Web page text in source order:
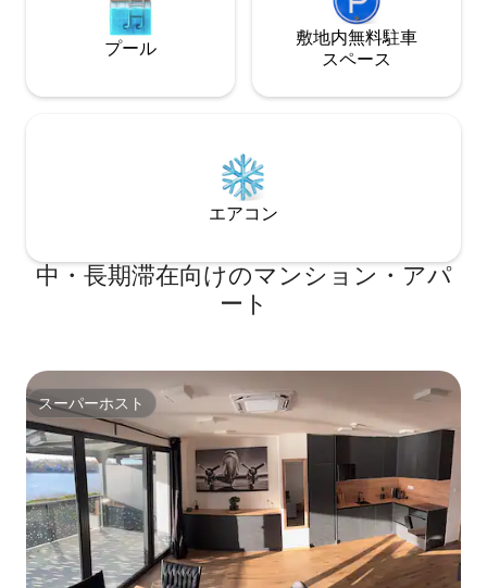
プール
敷地内無料駐⁠車
ス⁠ペ⁠ー⁠ス
エアコン
中・長期滞在向けのマンション・アパ
ート
スーパーホスト
スーパーホスト